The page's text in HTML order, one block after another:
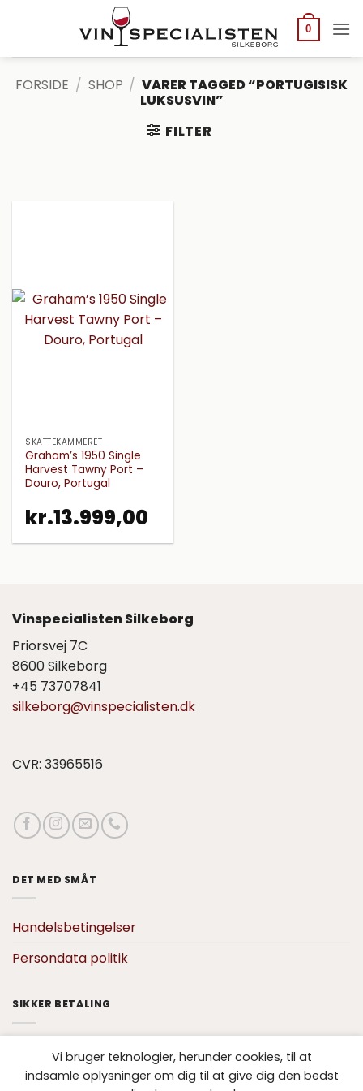
0
FORSIDE / SHOP / VARER TAGGED “PORTUGISISK
LUKSUSVIN”
FILTER
SKATTEKAMMERET
Graham’s 1950 Single
Harvest Tawny Port –
Douro, Portugal
kr.13.999,00
Vinspecialisten Silkeborg
Priorsvej 7C
8600 Silkeborg
+45 73707841
silkeborg@vinspecialisten.dk
CVR: 33965516
DET MED SMÅT
Handelsbetingelser
Persondata politik
SIKKER BETALING
Vi bruger teknologier, herunder cookies, til at
indsamle oplysninger om dig til at give dig den bedst